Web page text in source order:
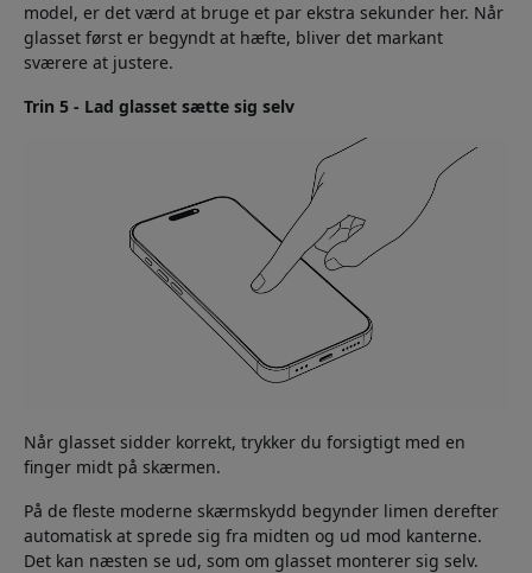
model, er det værd at bruge et par ekstra sekunder her. Når
glasset først er begyndt at hæfte, bliver det markant
sværere at justere.
Trin 5 - Lad glasset sætte sig selv
Når glasset sidder korrekt, trykker du forsigtigt med en
finger midt på skærmen.
På de fleste moderne skærmskydd begynder limen derefter
automatisk at sprede sig fra midten og ud mod kanterne.
Det kan næsten se ud, som om glasset monterer sig selv.